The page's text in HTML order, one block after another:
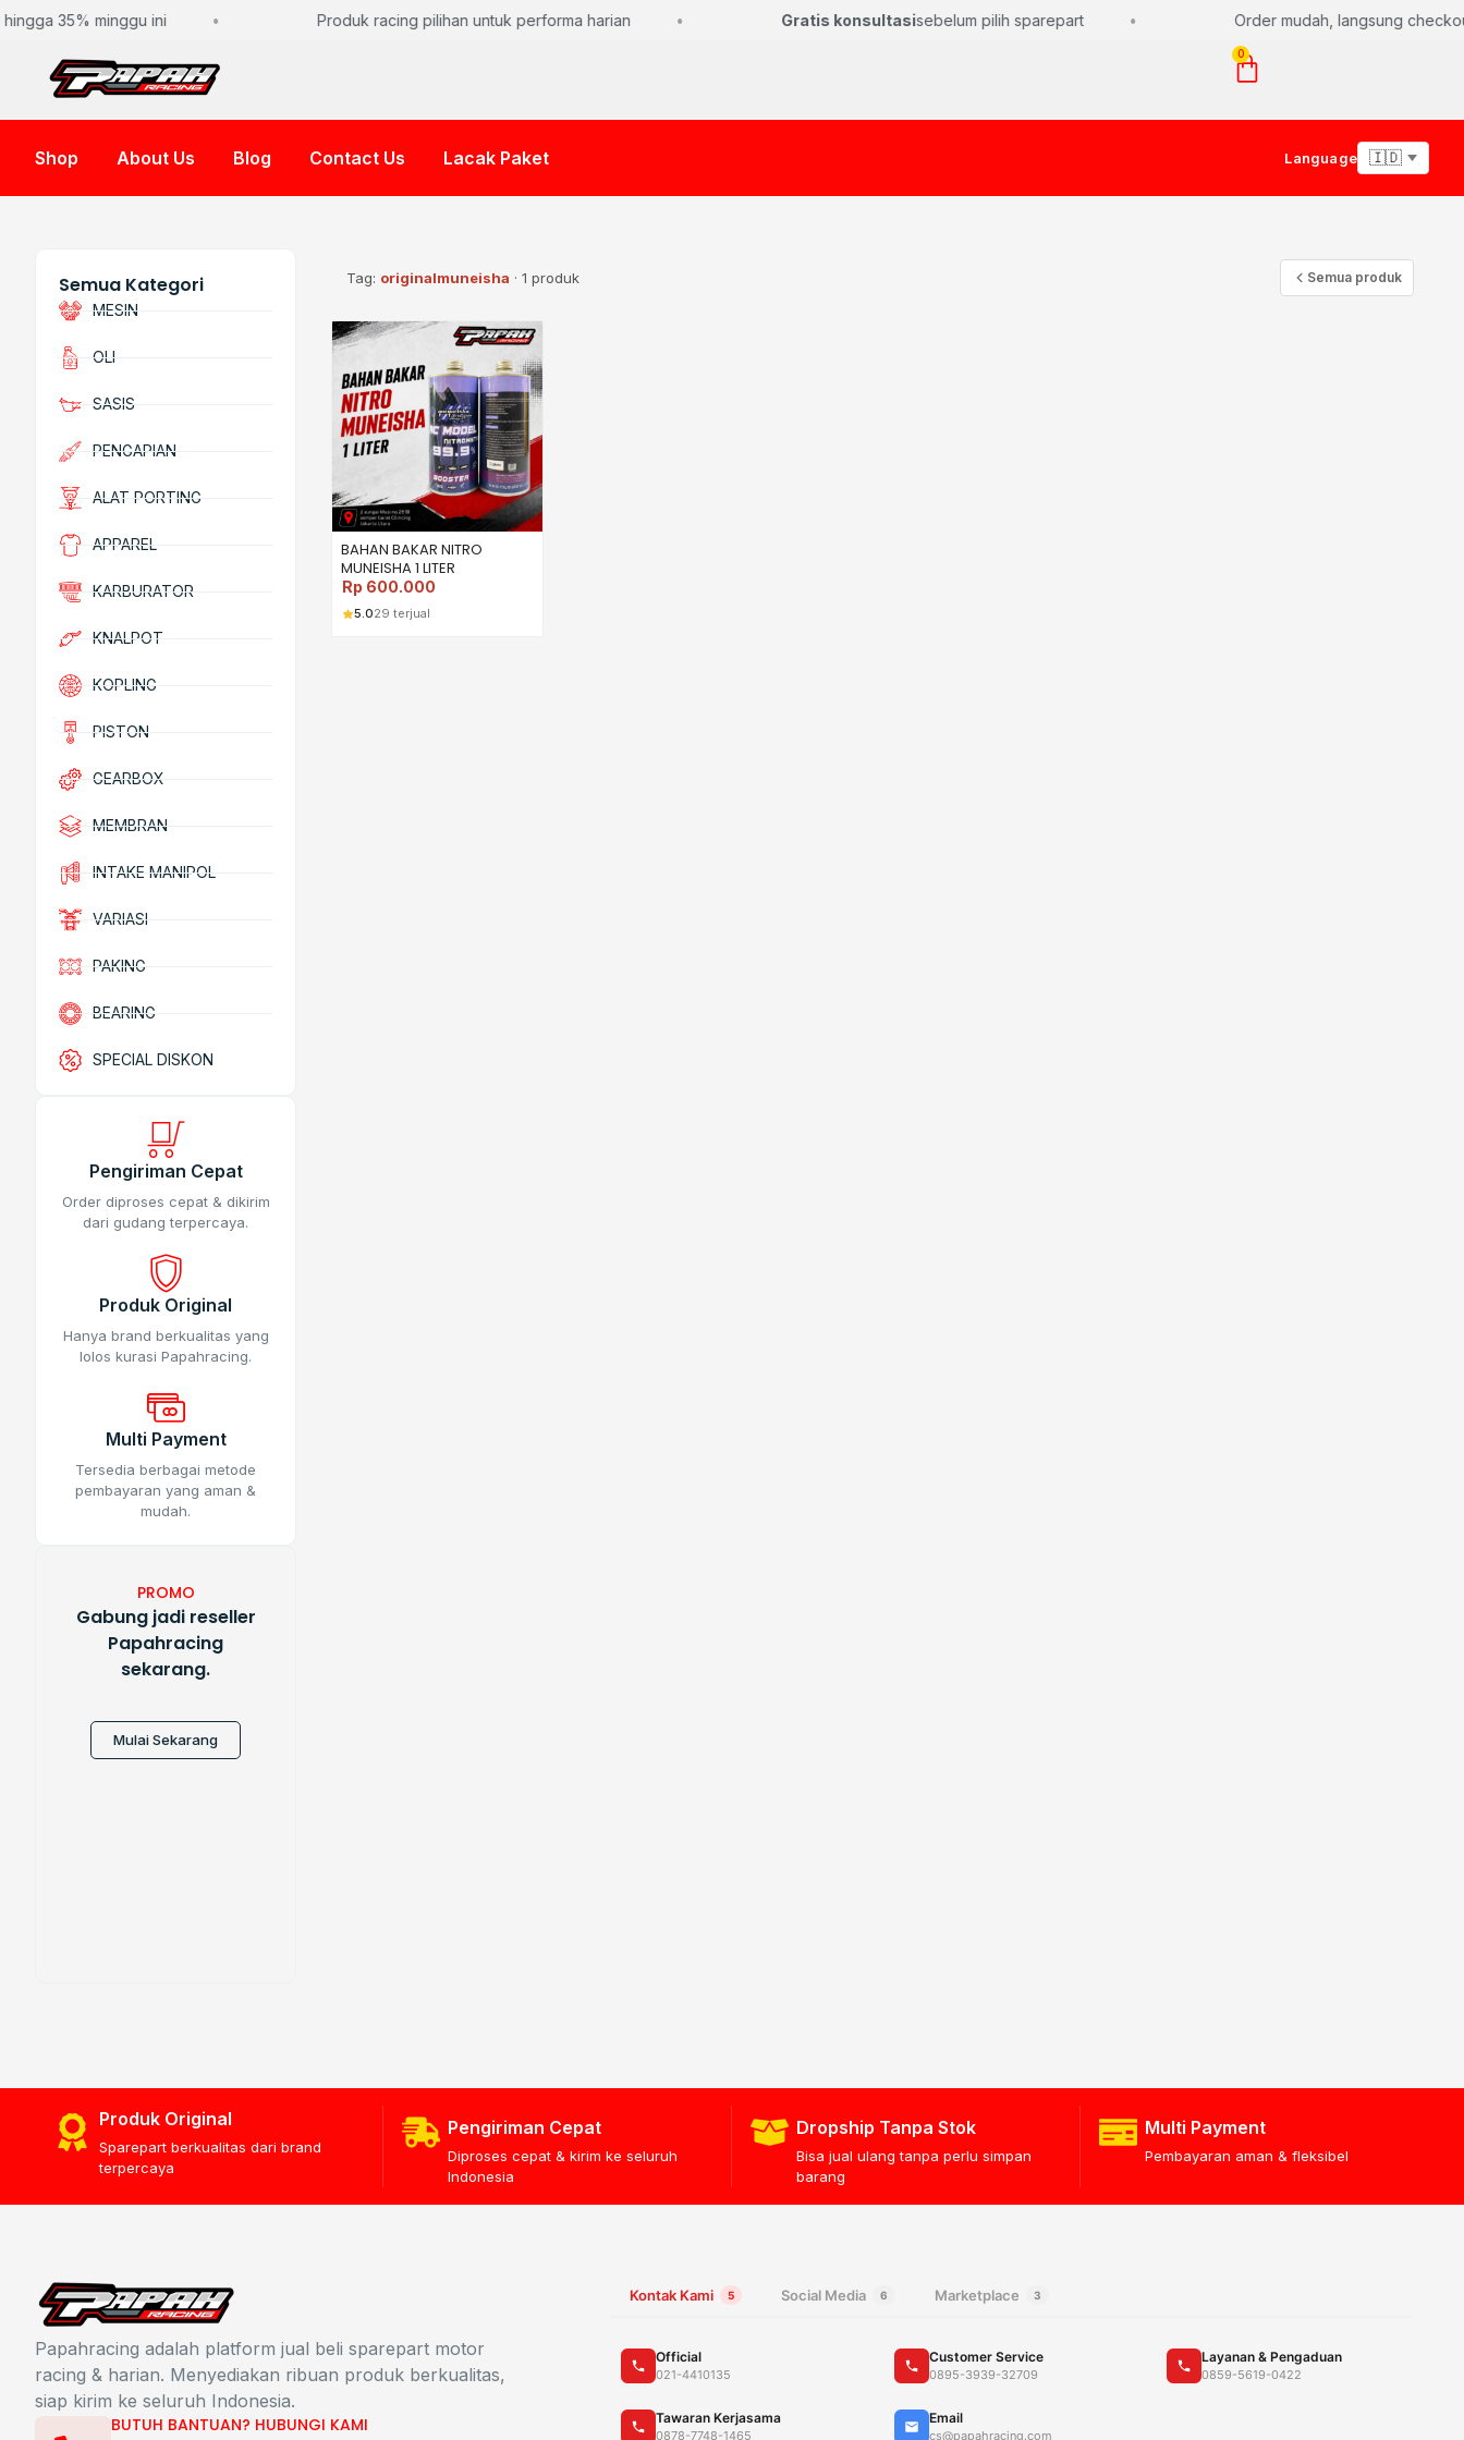
35% minggu ini Produk racing pilihan untuk performa harian Gratis konsultasisebelum pilih sparepart Order mudah, langsung
0
Shop About Us Blog Contact Us Lacak Paket Language
Semua Kategori
MESIN
OLI
SASIS
PENGAPIAN
ALAT PORTING
APPAREL
KARBURATOR
KNALPOT
KOPLING
PISTON
GEARBOX
MEMBRAN
INTAKE MANIPOL
VARIASI
PAKING
BEARING
SPECIAL DISKON
Pengiriman Cepat
Order diproses cepat & dikirim
dari gudang terpercaya.
Produk Original
Hanya brand berkualitas yang
lolos kurasi Papahracing.
Multi Payment
Tersedia berbagai metode
pembayaran yang aman &
mudah.
PROMO
Gabung jadi reseller
Papahracing
sekarang.
Mulai Sekarang
Tag: originalmuneisha · 1 produk Semua produk
BAHAN BAKAR NITRO
MUNEISHA 1 LITER
Rp 600.000
5.029 terjual
Produk Original
Sparepart berkualitas dari brand
terpercaya
Pengiriman Cepat
Diproses cepat & kirim ke seluruh
Indonesia
Dropship Tanpa Stok
Bisa jual ulang tanpa perlu simpan
barang
Multi Payment
Pembayaran aman & fleksibel
Papahracing adalah platform jual beli sparepart motor
racing & harian. Menyediakan ribuan produk berkualitas,
siap kirim ke seluruh Indonesia.
BUTUH BANTUAN? HUBUNGI KAMI
Kontak Kami 5 Social Media 6 Marketplace 3
Official
021-4410135
Customer Service
0895-3939-32709
Layanan & Pengaduan
0859-5619-0422
Tawaran Kerjasama
0878-7748-1465
Email
cs@papahracing.com